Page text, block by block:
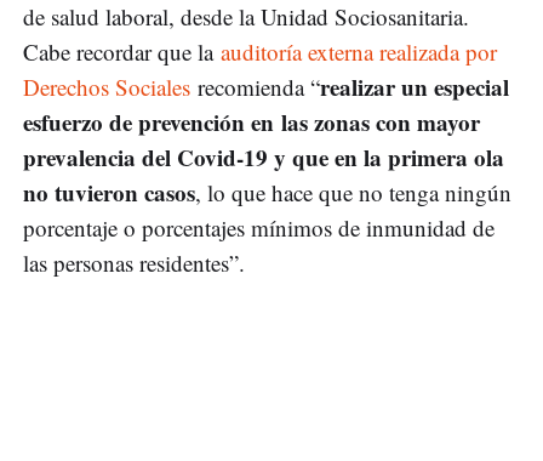
de salud laboral, desde la Unidad Sociosanitaria.
Cabe recordar que la auditoría externa realizada por
Derechos Sociales recomienda “realizar un especial
esfuerzo de prevención en las zonas con mayor
prevalencia del Covid-19 y que en la primera ola
no tuvieron casos, lo que hace que no tenga ningún
porcentaje o porcentajes mínimos de inmunidad de
las personas residentes”.